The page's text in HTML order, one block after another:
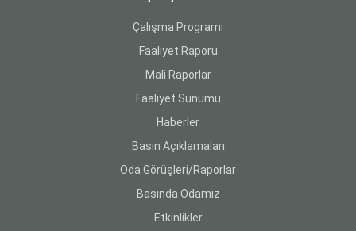
Çalışma Programı
Faaliyet Raporu
Mali Raporlar
Faaliyet Sunumu
Haberler
Basın Açıklamaları
Oda Görüşleri/Raporlar
Basında Odamız
Etkinlikler